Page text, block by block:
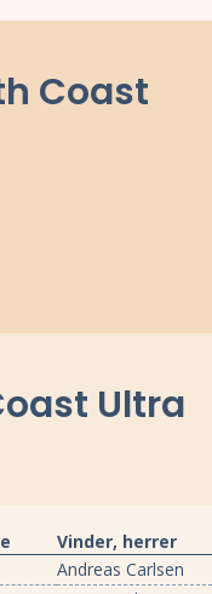
Coast
Ultra
Vinder, herrer
Andreas Carlsen